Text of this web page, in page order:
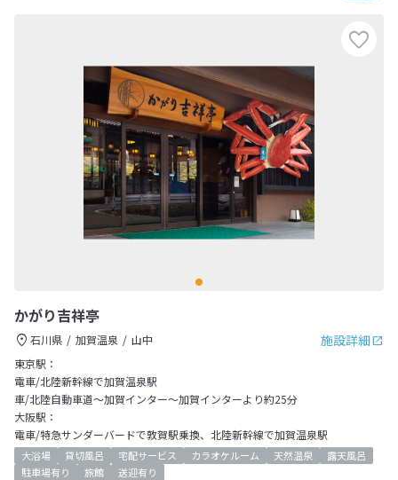
かがり吉祥亭
施設詳細
石川県 加賀温泉
山中
東京駅：
電車/北陸新幹線で加賀温泉駅
車/北陸自動車道～加賀インター～加賀インターより約25分
大阪駅：
電車/特急サンダーバードで敦賀駅乗換、北陸新幹線で加賀温泉駅
大浴場 貸切風呂 宅配サービス カラオケルーム 天然温泉
露天風呂
駐車場有り
旅館 送迎有り